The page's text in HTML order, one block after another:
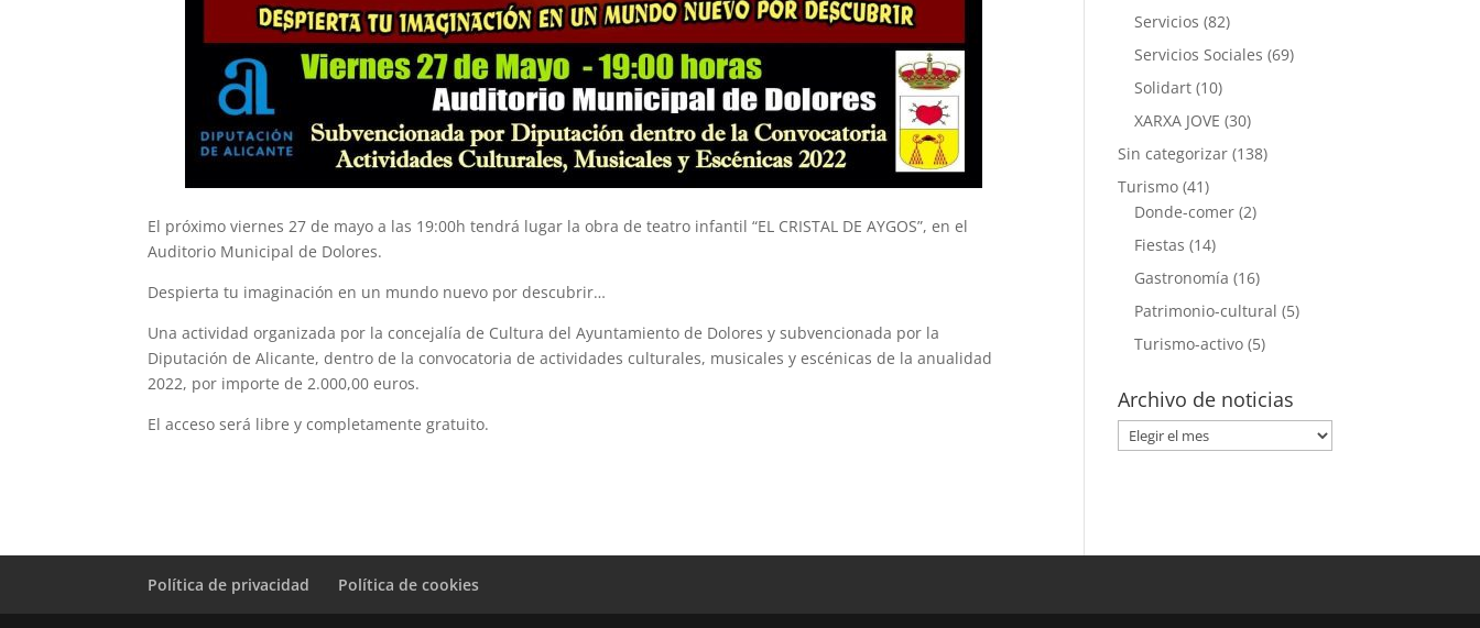
El próximo viernes 27 de mayo a las 19:00h tendrá lugar la obra de teatro infantil “EL CRISTAL DE AYGOS”, en el
Auditorio Municipal de Dolores.
Despierta tu imaginación en un mundo nuevo por descubrir…
Una actividad organizada por la concejalía de Cultura del Ayuntamiento de Dolores y subvencionada por la
Diputación de Alicante, dentro de la convocatoria de actividades culturales, musicales y escénicas de la anualidad
2022, por importe de 2.000,00 euros.
Elacceso será libre y completamente gratuito.
Servicios (82)
Servicios Sociales (69)
Solidart (10)
XARXA JOVE (30)
Sin categorizar (138)
Turismo (41)
Donde-comer (2)
Fiestas (14)
Gastronomía (16)
Patrimonio-cultural (5)
Turismo-activo (5)
Archivo de noticias
Archivo
de
Política de privacidad Política de cookies